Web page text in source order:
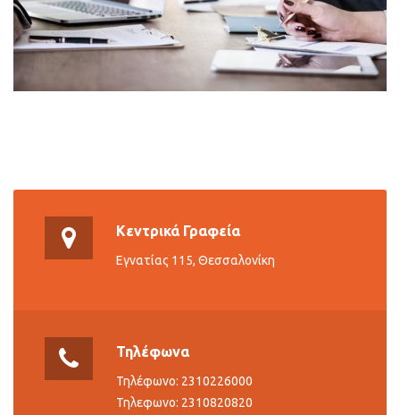
Κεντρικά Γραφεία
Εγνατίας 115, Θεσσαλονίκη
Τηλέφωνα
Τηλέφωνο: 2310226000
Τηλεφωνο: 2310820820